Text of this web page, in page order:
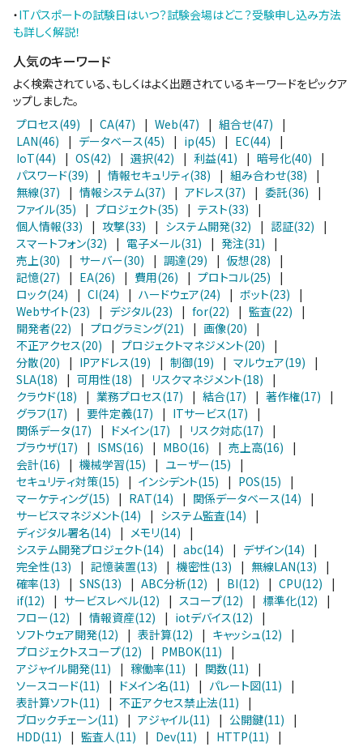
・ITパスポートの試験日はいつ？試験会場はどこ？受験申し込み方法
も詳しく解説！
人気のキーワード
よく検索されている、もしくはよく出題されているキーワードをピックア
ップしました。
プロセス(49)
| CA(47) | Web(47) | 組合せ(47)
|
LAN(46)
| データベース(45) | ip(45) | EC(44)
|
IoT(44)
| OS(42) | 選択(42) | 利益(41) | 暗号化(40)
|
パスワード(39)
| 情報セキュリティ(38) | 組み合わせ(38)
|
無線(37)
| 情報システム(37) | アドレス(37) | 委託(36)
|
ファイル(35)
| プロジェクト(35) | テスト(33)
|
個人情報(33)
| 攻撃(33) | システム開発(32) | 認証(32)
|
スマートフォン(32)
| 電子メール(31) | 発注(31)
|
売上(30)
| サーバー(30) | 調達(29) | 仮想(28)
|
記憶(27)
| EA(26) | 費用(26) | プロトコル(25)
|
ロック(24)
| CI(24) | ハードウェア(24) | ボット(23)
|
Webサイト(23)
| デジタル(23) | for(22) | 監査(22)
|
開発者(22)
| プログラミング(21) | 画像(20)
|
不正アクセス(20)
| プロジェクトマネジメント(20)
|
分散(20)
| IPアドレス(19) | 制御(19) | マルウェア(19)
|
SLA(18)
| 可用性(18) | リスクマネジメント(18)
|
クラウド(18)
| 業務プロセス(17) | 結合(17) | 著作権(17)
|
グラフ(17)
| 要件定義(17) | ITサービス(17)
|
関係データ(17)
| ドメイン(17) | リスク対応(17)
|
ブラウザ(17)
| ISMS(16) | MBO(16) | 売上高(16)
|
会計(16)
| 機械学習(15) | ユーザー(15)
|
セキュリティ対策(15)
| インシデント(15) | POS(15)
|
マーケティング(15)
| RAT(14) | 関係データベース(14)
|
サービスマネジメント(14)
| システム監査(14)
|
ディジタル署名(14)
| メモリ(14)
|
システム開発プロジェクト(14)
| abc(14) | デザイン(14)
|
完全性(13)
| 記憶装置(13) | 機密性(13) | 無線LAN(13)
|
確率(13)
| SNS(13) | ABC分析(12) | BI(12) | CPU(12)
|
if(12)
| サービスレベル(12) | スコープ(12) | 標準化(12)
|
フロー(12)
| 情報資産(12) | iotデバイス(12)
|
ソフトウェア開発(12)
| 表計算(12) | キャッシュ(12)
|
プロジェクトスコープ(12)
| PMBOK(11)
|
アジャイル開発(11)
| 稼働率(11) | 関数(11)
|
ソースコード(11)
| ドメイン名(11) | パレート図(11)
|
表計算ソフト(11)
| 不正アクセス禁止法(11)
|
ブロックチェーン(11)
| アジャイル(11) | 公開鍵(11)
|
HDD(11)
| 監査人(11) | Dev(11) | HTTP(11)
|